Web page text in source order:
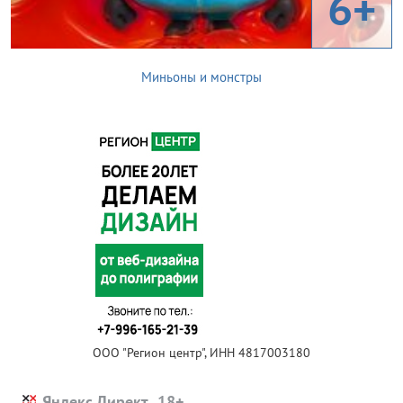
Миньоны и монстры
ООО "Регион центр", ИНН 4817003180